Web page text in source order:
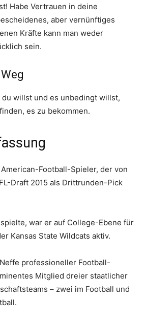
Habe Vertrauen in deine
aber vernünftiges
Kräfte kann man weder
sein.
du willst und es unbedingt willst,
es zu bekommen.
Football-Spieler, der von
Draft 2015 als Drittrunden-Pick
war er auf College-Ebene für
Kansas State Wildcats aktiv.
professioneller Football-
Mitglied dreier staatlicher
– zwei im Football und